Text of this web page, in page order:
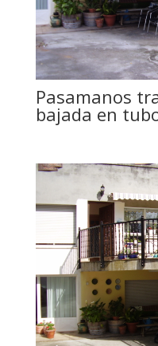
Pasamanos
bajada en